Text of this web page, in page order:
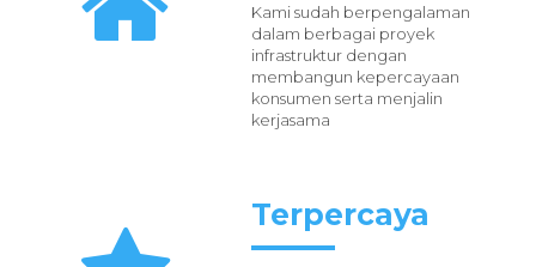
Kami sudah berpengalaman
dalam berbagai proyek
infrastruktur dengan
membangun kepercayaan
konsumen serta menjalin
kerjasama
Terpercaya